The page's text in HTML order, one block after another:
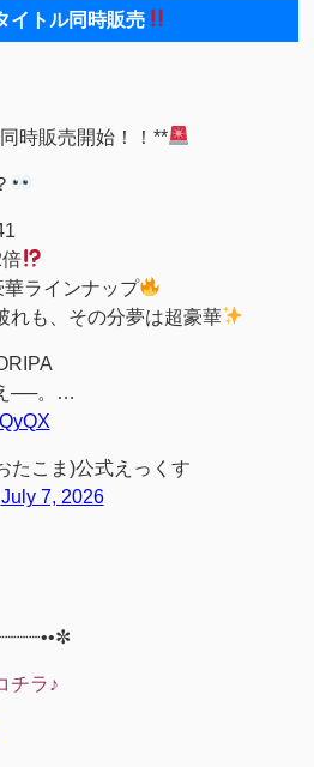
イトル同時販売
時販売開始！！**
ラインナップ
れも、その分夢は超豪華
──。…
たこま)公式えっくす
July 7, 2026
チラ♪